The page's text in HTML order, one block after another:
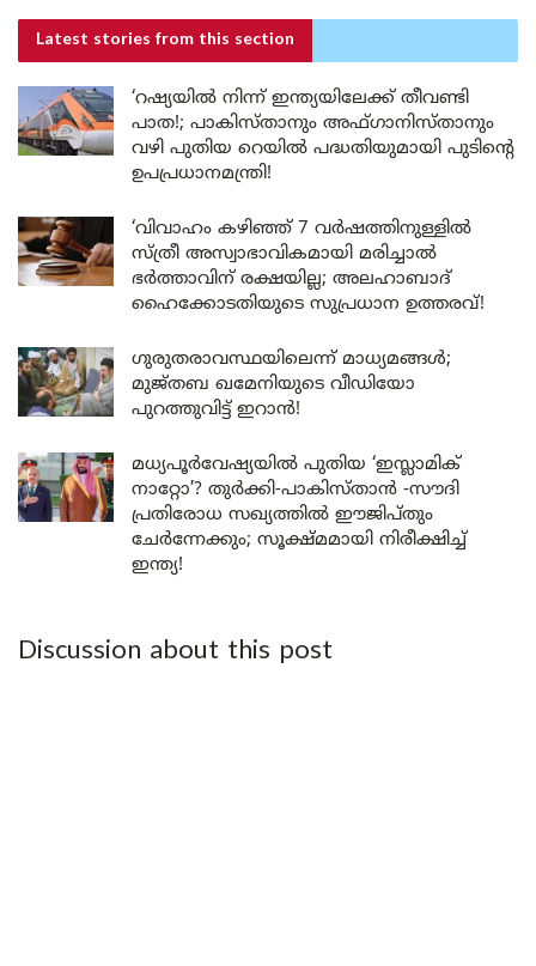
Latest stories from this section
‘റഷ്യയിൽ നിന്ന് ഇന്ത്യയിലേക്ക് തീവണ്ടി
പാത!; പാകിസ്താനും അഫ്ഗാനിസ്താനും
വഴി പുതിയ റെയിൽ പദ്ധതിയുമായി പുടിന്റെ
ഉപപ്രധാനമന്ത്രി!
‘വിവാഹം കഴിഞ്ഞ് 7 വർഷത്തിനുള്ളിൽ
സ്ത്രീ അസ്വാഭാവികമായി മരിച്ചാൽ
ഭർത്താവിന് രക്ഷയില്ല; അലഹാബാദ്
ഹൈക്കോടതിയുടെ സുപ്രധാന ഉത്തരവ്!
ഗുരുതരാവസ്ഥയിലെന്ന് മാധ്യമങ്ങൾ;
മുജ്തബ ഖമേനിയുടെ വീഡിയോ
പുറത്തുവിട്ട് ഇറാൻ!
മധ്യപൂർവേഷ്യയിൽ പുതിയ ‘ഇസ്ലാമിക്
നാറ്റോ’? തുർക്കി-പാകിസ്താൻ -സൗദി
പ്രതിരോധ സഖ്യത്തിൽ ഈജിപ്തും
ചേർന്നേക്കും; സൂക്ഷ്മമായി നിരീക്ഷിച്ച്
ഇന്ത്യ!
Discussion about this post